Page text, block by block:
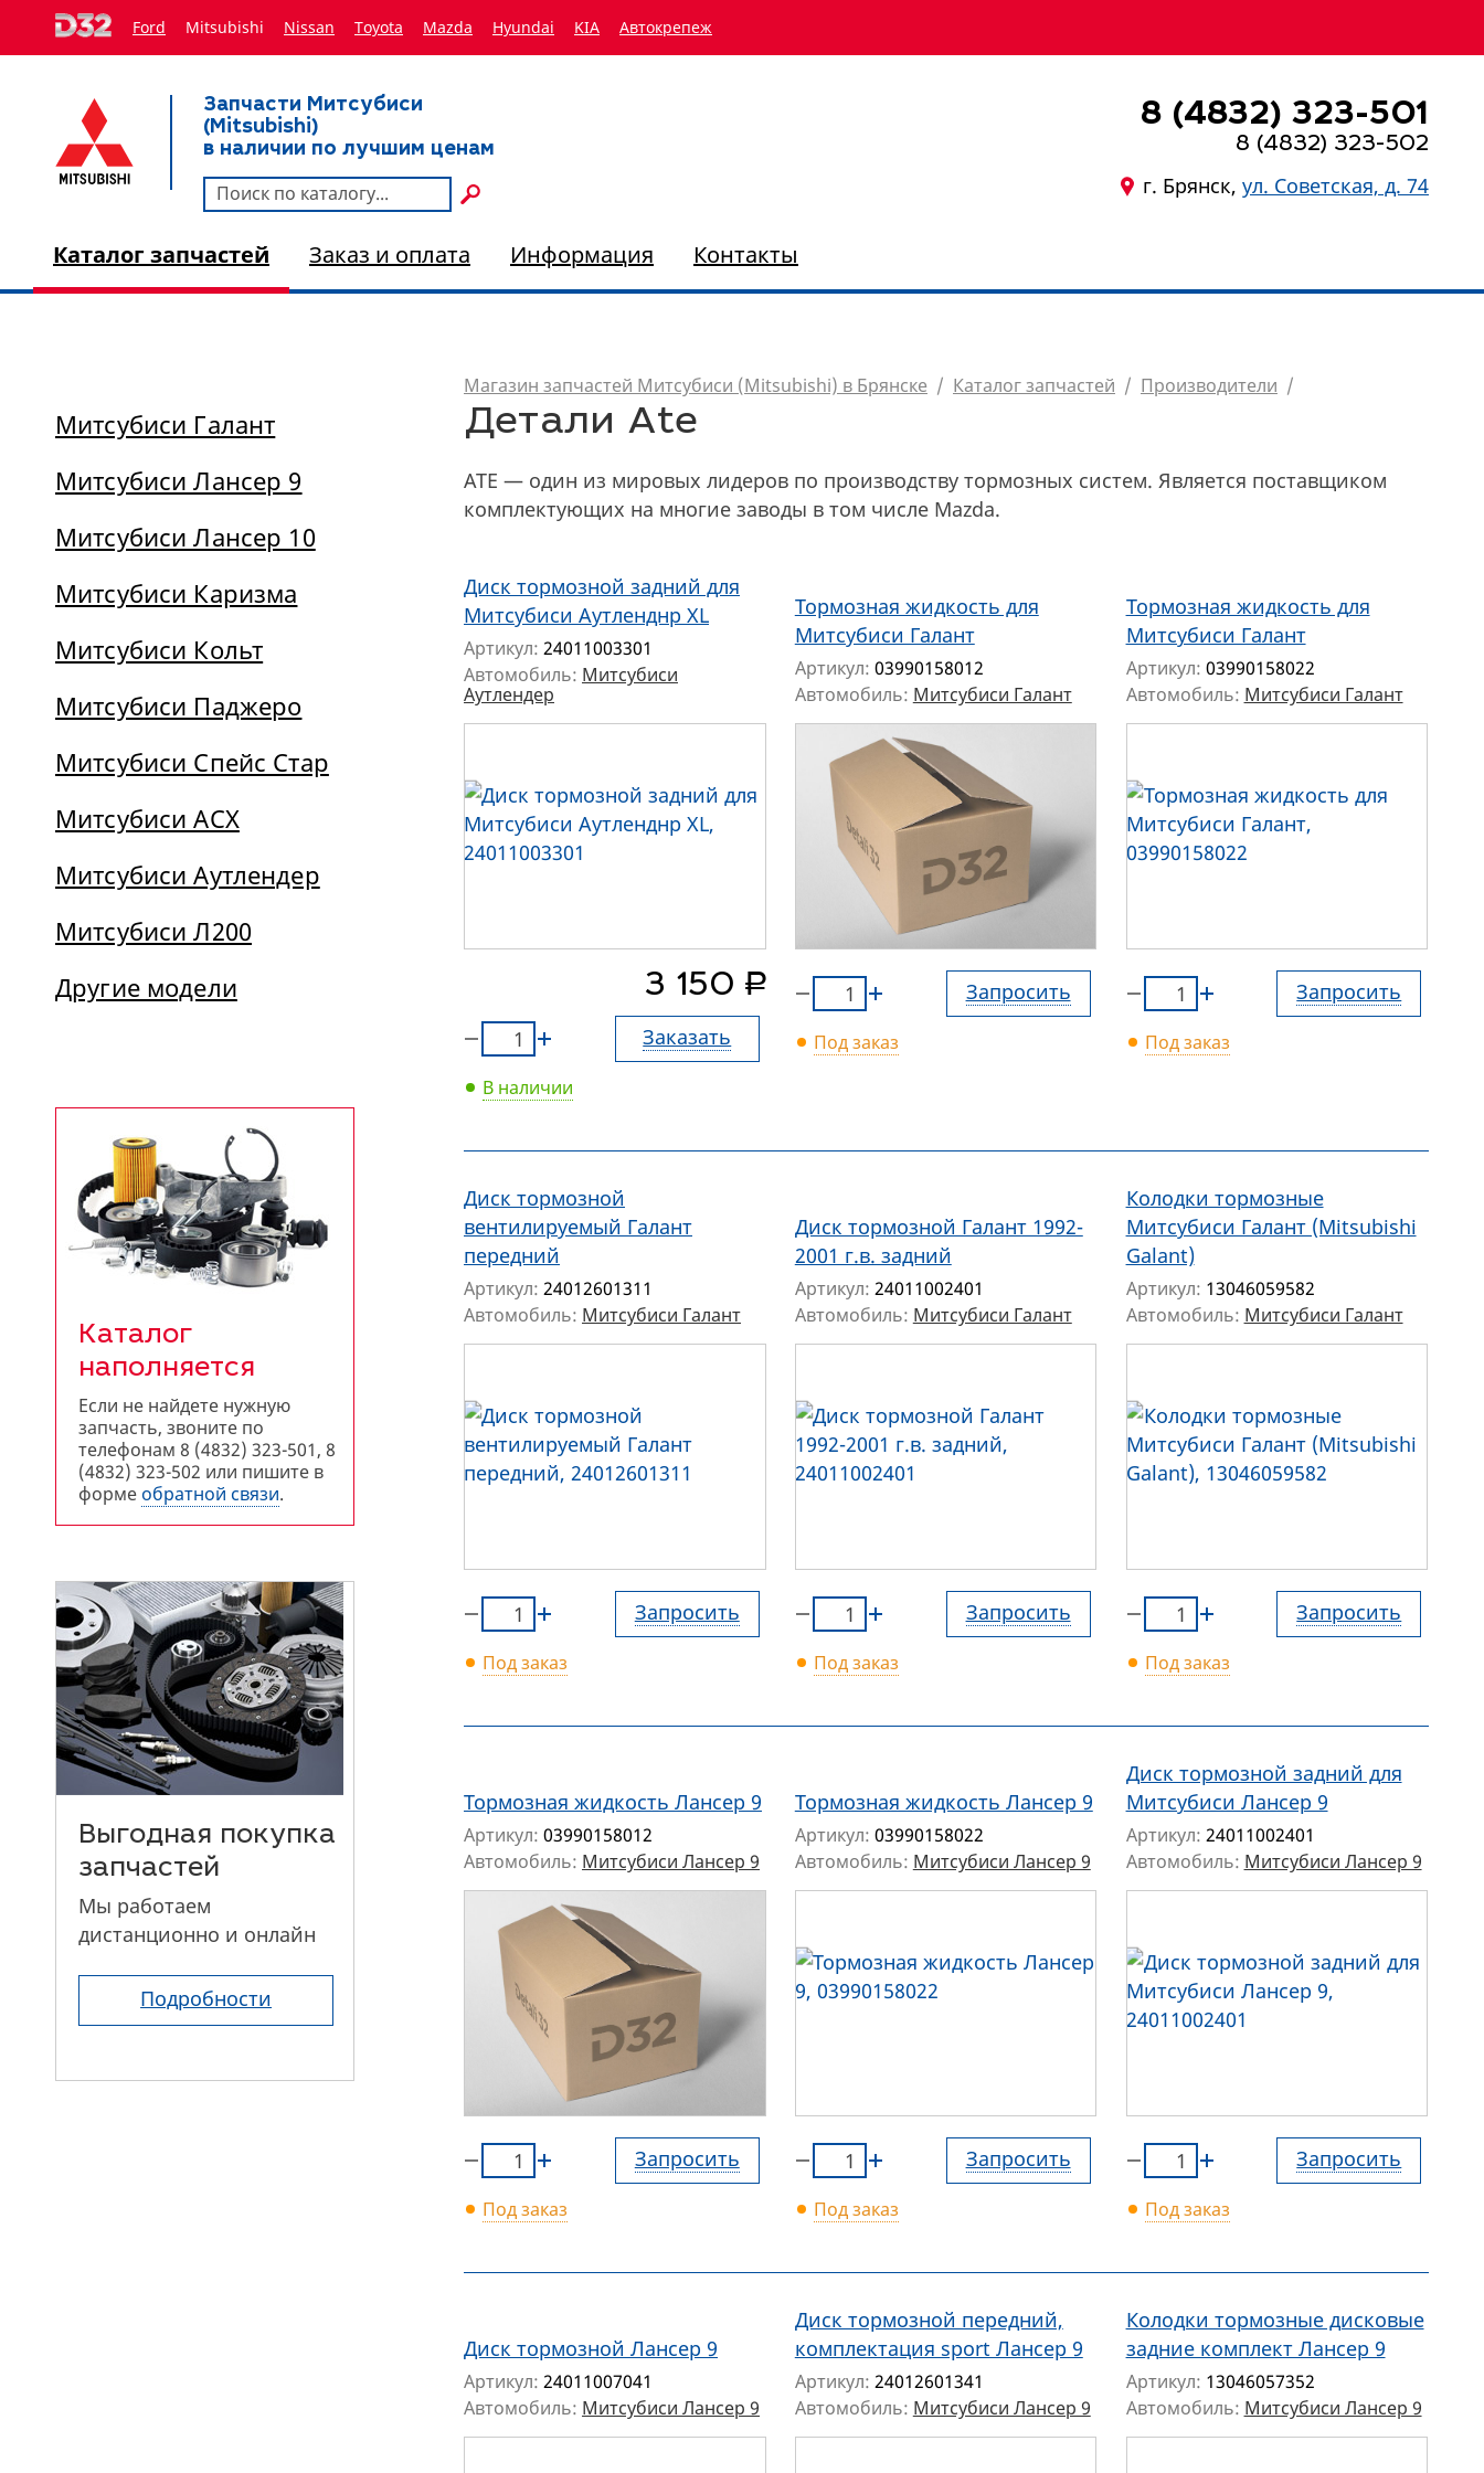
Ford Mitsubishi Nissan Toyota Мazda Hyundai KIA Автокрепеж
Запчасти Митсубиси
(Mitsubishi)
в наличии по лучшим ценам
8 (4832) 323-501
8 (4832) 323-502
г. Брянск, ул. Советская, д. 74
Каталог запчастей Заказ и оплата Информация Контакты
Митсубиси Галант
Митсубиси Лансер 9
Митсубиси Лансер 10
Митсубиси Каризма
Митсубиси Кольт
Митсубиси Паджеро
Митсубиси Спейс Стар
Митсубиси АСХ
Митсубиси Аутлендер
Митсубиси Л200
Другие модели
Каталог
наполняется
Если не найдете нужную
запчасть, звоните по
телефонам 8 (4832) 323-501, 8
(4832) 323-502 или пишите в
форме обратной связи.
Выгодная покупка
запчастей
Мы работаем
дистанционно и онлайн
Подробности
Магазин запчастей Митсубиси (Mitsubishi) в Брянске / Каталог запчастей / Производители /
Детали Ate
ATE — один из мировых лидеров по производству тормозных систем. Является поставщиком
комплектующих на многие заводы в том числе Mazda.
Диск тормозной задний для
Митсубиси Аутленднр XL
Артикул: 24011003301
Автомобиль: Митсубиси
Аутлендер
3 150 руб.
Заказать
В наличии
Тормозная жидкость для
Митсубиси Галант
Артикул: 03990158012
Автомобиль: Митсубиси Галант
Запросить
Под заказ
Тормозная жидкость для
Митсубиси Галант
Артикул: 03990158022
Автомобиль: Митсубиси Галант
Запросить
Под заказ
Диск тормозной
вентилируемый Галант
передний
Артикул: 24012601311
Автомобиль: Митсубиси Галант
Запросить
Под заказ
Диск тормозной Галант 1992-
2001 г.в. задний
Артикул: 24011002401
Автомобиль: Митсубиси Галант
Запросить
Под заказ
Колодки тормозные
Митсубиси Галант (Mitsubishi
Galant)
Артикул: 13046059582
Автомобиль: Митсубиси Галант
Запросить
Под заказ
Тормозная жидкость Лансер 9
Артикул: 03990158012
Автомобиль: Митсубиси Лансер 9
Запросить
Под заказ
Тормозная жидкость Лансер 9
Артикул: 03990158022
Автомобиль: Митсубиси Лансер 9
Запросить
Под заказ
Диск тормозной задний для
Митсубиси Лансер 9
Артикул: 24011002401
Автомобиль: Митсубиси Лансер 9
Запросить
Под заказ
Диск тормозной Лансер 9
Артикул: 24011007041
Автомобиль: Митсубиси Лансер 9
Диск тормозной передний,
комплектация sport Лансер 9
Артикул: 24012601341
Автомобиль: Митсубиси Лансер 9
Колодки тормозные дисковые
задние комплект Лансер 9
Артикул: 13046057352
Автомобиль: Митсубиси Лансер 9